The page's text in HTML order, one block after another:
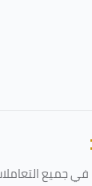
في جميع